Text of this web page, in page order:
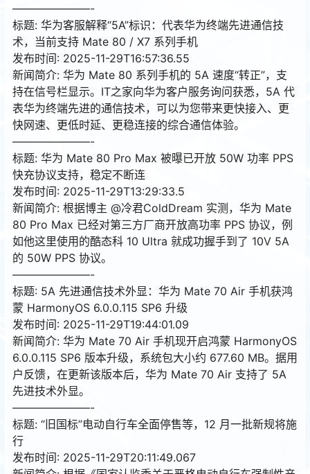
———————-
标题: 华为客服解释“5A”标识：代表华为终端先进通信技
术，当前支持 Mate 80 / X7 系列手机
发布时间: 2025-11-29T16:57:36.55
新闻简介: 华为 Mate 80 系列手机的 5A 速度“转正”，支
持在信号栏显示。IT之家向华为客户服务询问获悉，5A 代
表华为终端先进的通信技术，可以为您带来更快接入、更
快网速、更低时延、更稳连接的综合通信体验。
———————-
标题: 华为 Mate 80 Pro Max 被曝已开放 50W 功率 PPS
快充协议支持，稳定不断连
发布时间: 2025-11-29T13:29:33.5
新闻简介: 根据博主 @冷君ColdDream 实测，华为 Mate
80 Pro Max 已经对第三方厂商开放高功率 PPS 协议，例
如他这里使用的酷态科 10 Ultra 就成功握手到了 10V 5A
的 50W PPS 协议。
———————-
标题: 5A 先进通信技术外显：华为 Mate 70 Air 手机获鸿
蒙 HarmonyOS 6.0.0.115 SP6 升级
发布时间: 2025-11-29T19:44:01.09
新闻简介: 华为 Mate 70 Air 手机现开启鸿蒙 HarmonyOS
6.0.0.115 SP6 版本升级，系统包大小约 677.60 MB。据用
户反馈，在更新该版本后，华为 Mate 70 Air 支持了 5A
先进技术外显。
———————-
标题: “旧国标”电动自行车全面停售等，12 月一批新规将施
行
发布时间: 2025-11-29T20:11:49.067